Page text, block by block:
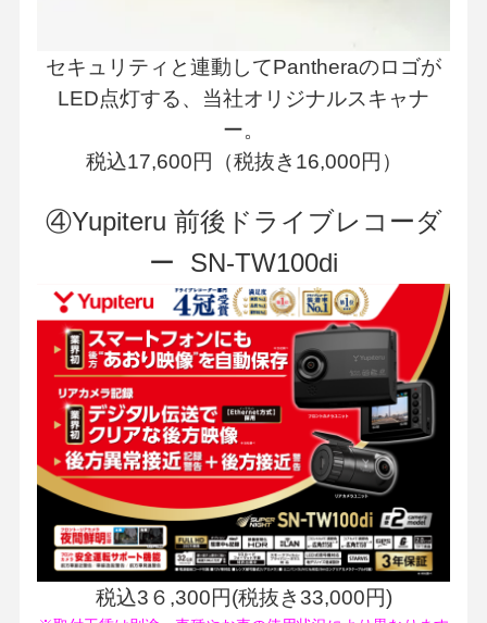
セキュリティと連動してPantheraのロゴが
LED点灯する、当社オリジナルスキャナ
ー。
税込17,600円（税抜き16,000円）
④Yupiteru 前後ドライブレコーダ
ー SN-TW100di
税込3６,300円(税抜き33,000円)